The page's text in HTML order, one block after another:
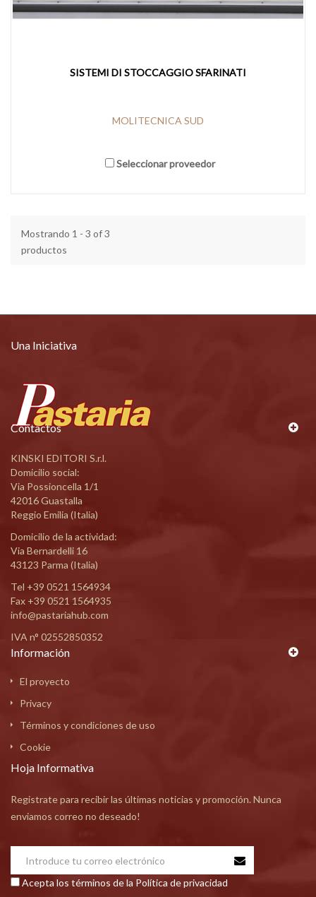
SISTEMI DI STOCCAGGIO SFARINATI
MOLITECNICA SUD
Seleccionar proveedor
Mostrando 1 - 3 of 3
productos
Una Iniciativa
Contactos
KINSKI EDITORI S.r.l.
Domicilio social:
Via Possioncella 1/1
42016 Guastalla
Reggio Emilia (Italia)
Domicilio de la actividad:
Via Bernardelli 16
43123 Parma (Italia)
Tel +39 0521 1564934
Fax +39 0521 1564935
info@pastariahub.com
IVA n° 02552850352
Información
El proyecto
Privacy
Términos y condiciones de uso
Cookie
Hoja Informativa
Registrate para recibir las últimas noticias y promoción. Nunca
enviamos correo no deseado!
Acepta los términos de la Política de privacidad